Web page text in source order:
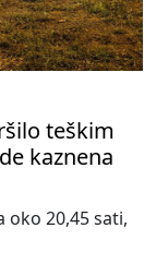
teškim
kaznena
oko 20,45 sati,